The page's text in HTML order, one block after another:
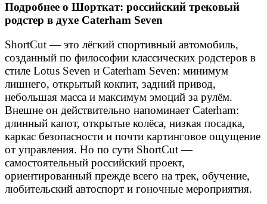
Подробнее о Шорткат: российский трековый
родстер в духе Caterham Seven
ShortCut — это лёгкий спортивный автомобиль,
созданный по философии классических родстеров в
стиле Lotus Seven и Caterham Seven: минимум
лишнего, открытый кокпит, задний привод,
небольшая масса и максимум эмоций за рулём.
Внешне он действительно напоминает Caterham:
длинный капот, открытые колёса, низкая посадка,
каркас безопасности и почти картинговое ощущение
от управления. Но по сути ShortCut —
самостоятельный российский проект,
ориентированный прежде всего на трек, обучение,
любительский автоспорт и гоночные мероприятия.